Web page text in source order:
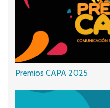
Premios CAPA 2025